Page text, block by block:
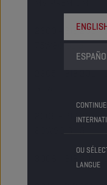
OU
LANGUE
2300 - BIB 20L-
2308 - BIB 20L-
3006 - BIB 20L-